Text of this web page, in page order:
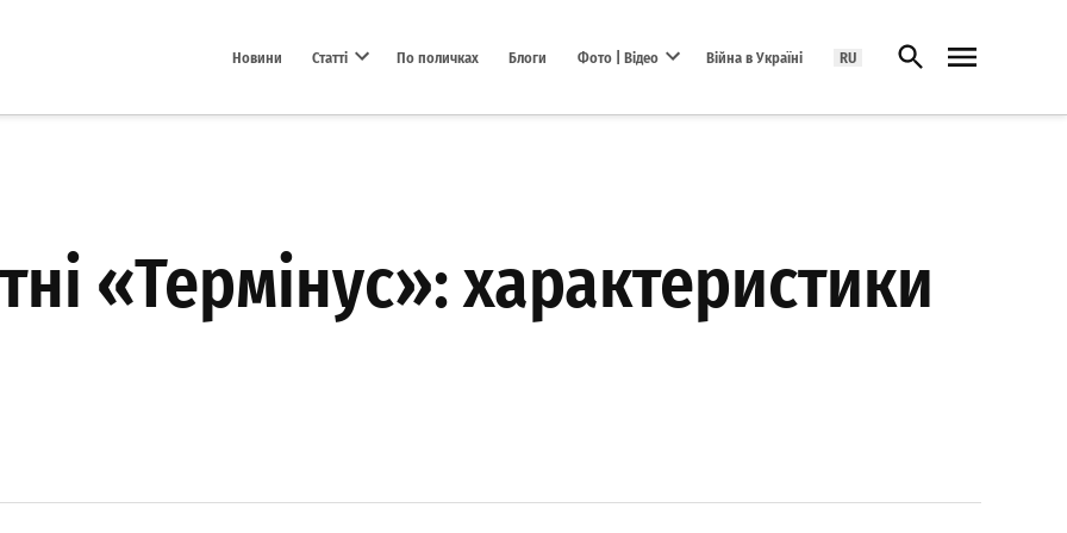
Новини Статті По поличках Блоги Фото | Відео Війна в Україні RU Відкрити пошук
«Термінус»: характеристики